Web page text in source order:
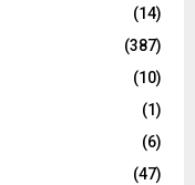
(14)
(387)
(10)
(1)
(6)
(47)